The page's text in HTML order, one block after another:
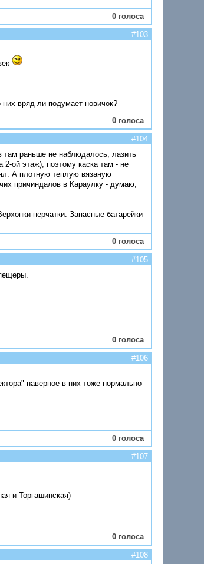
0 голоса
#103
вряд ли подумает новичок?
0 голоса
#104
раньше не наблюдалось, лазить
2-ой этаж), поэтому каска там - не
А плотную теплую вязаную
причиндалов в Караулку - думаю,
перчатки. Запасные батарейки
0 голоса
#105
0 голоса
#106
наверное в них тоже нормально
0 голоса
#107
и Торгашинская)
0 голоса
#108